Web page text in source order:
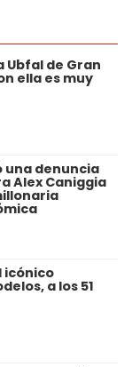
Ubfal de Gran
ella es muy
una denuncia
Alex Caniggia
icónico
a los 51